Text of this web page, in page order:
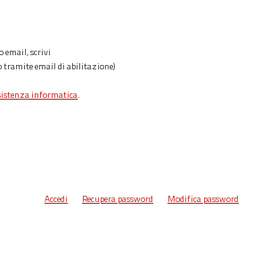
email, scrivi
tramite email di abilitazione)
informatica.
Accedi Recupera password Modifica password